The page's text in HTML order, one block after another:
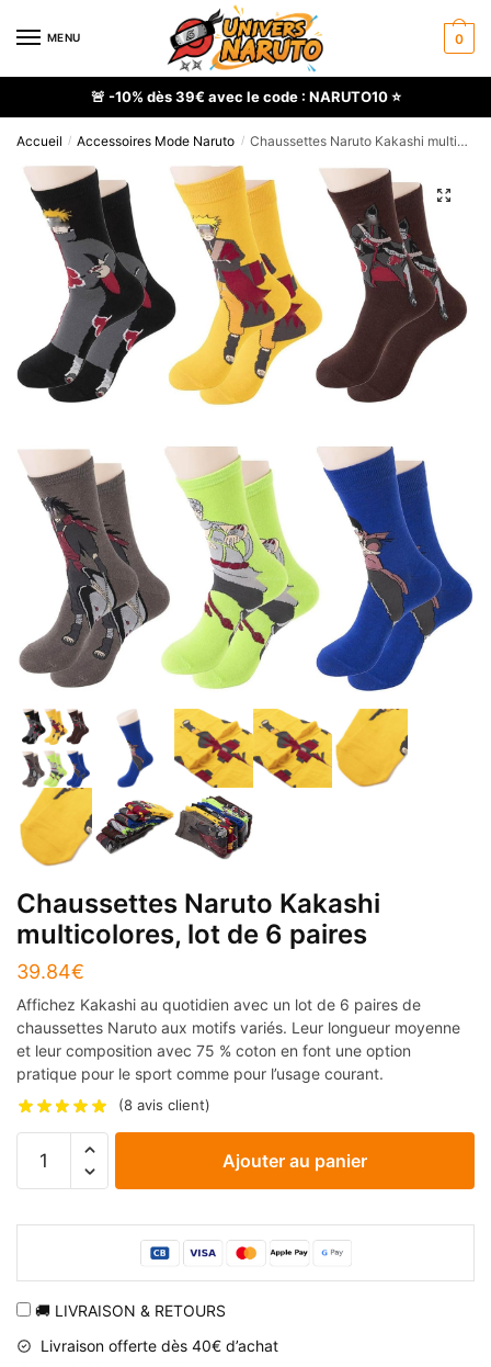
MENU 0
🚨 -10% dès 39€ avec le code : NARUTO10 ⭐
Accueil / Accessoires Mode Naruto / Chaussettes Naruto Kakashi multicolores, lot de 6 paires
🔍
Chaussettes Naruto Kakashi
multicolores, lot de 6 paires
39.84€
Affichez Kakashi au quotidien avec un lot de 6 paires de
chaussettes Naruto aux motifs variés. Leur longueur moyenne
et leur composition avec 75 % coton en font une option
pratique pour le sport comme pour l’usage courant.
(8 avis client)
Chaussettes
Naruto
multicolores,
lot
6
Ajouter au panier
🚚 LIVRAISON & RETOURS
Livraison offerte dès 40€ d’achat